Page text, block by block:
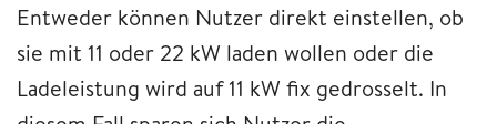
Entweder können Nutzer direkt einstellen, ob
sie mit 11 oder 22 kW laden wollen oder die
Ladeleistung wird auf 11 kW fix gedrosselt. In